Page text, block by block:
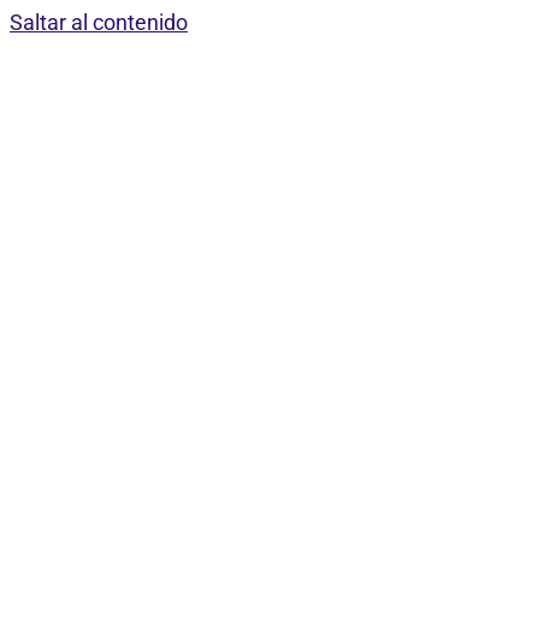
Saltar al contenido